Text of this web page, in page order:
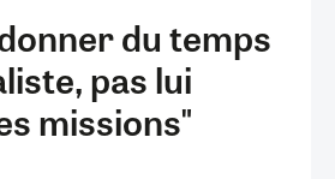
du temps
pas lui
missions"